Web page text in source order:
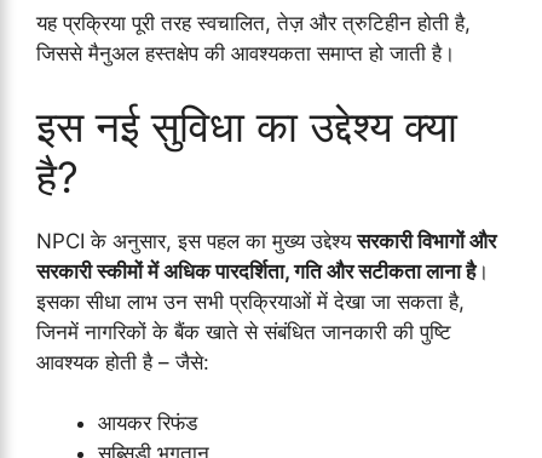
यह प्रक्रिया पूरी तरह स्वचालित, तेज़ और त्रुटिहीन होती है,
जिससे मैनुअल हस्तक्षेप की आवश्यकता समाप्त हो जाती है।
इस नई सुविधा का उद्देश्य क्या
है?
NPCI के अनुसार, इस पहल का मुख्य उद्देश्यसरकारी विभागों और
सरकारी स्कीमों में अधिक पारदर्शिता, गति और सटीकता लाना है।
इसका सीधा लाभ उन सभी प्रक्रियाओं में देखा जा सकता है,
जिनमें नागरिकों के बैंक खाते से संबंधित जानकारी की पुष्टि
आवश्यक होती है – जैसे:
आयकर रिफंड